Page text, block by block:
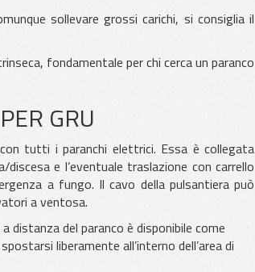
sollevare grossi carichi, si consiglia il
fondamentale per chi cerca un paranco
GRU
tutti i paranchi elettrici. Essa è collegata
e l’eventuale traslazione con carrello
a fungo. Il cavo della pulsantiera può
a ventosa.
distanza del paranco è disponibile come
liberamente all’interno dell’area di